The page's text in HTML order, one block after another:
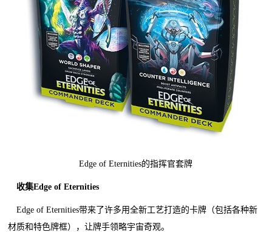
Edge of Eternities的指挥官套牌
收集Edge of Eternities
Edge of Eternities带来了许多用全新工艺打造的卡牌（包括各种新
材质和特色牌框），让牌手领略宇宙奇观。